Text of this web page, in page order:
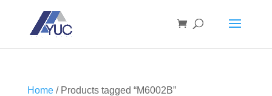
Home/ Products tagged “M6002B”